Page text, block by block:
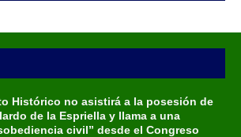
Histórico no asistirá a la posesión de
de la Espriella y llama a una
civil” desde el Congreso